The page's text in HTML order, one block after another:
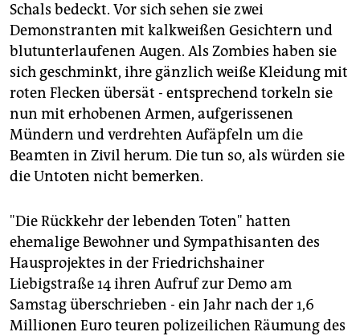
genossenschaft
epaper login
Schals bedeckt. Vor sich sehen sie zwei
Demonstranten mit kalkweißen Gesichtern und
blutunterlaufenen Augen. Als Zombies haben sie
sich geschminkt, ihre gänzlich weiße Kleidung mit
roten Flecken übersät - entsprechend torkeln sie
nun mit erhobenen Armen, aufgerissenen
Mündern und verdrehten Aufäpfeln um die
Beamten in Zivil herum. Die tun so, als würden sie
die Untoten nicht bemerken.
"Die Rückkehr der lebenden Toten" hatten
ehemalige Bewohner und Sympathisanten des
Hausprojektes in der Friedrichshainer
Liebigstraße 14 ihren Aufruf zur Demo am
Samstag überschrieben - ein Jahr nach der 1,6
Millionen Euro teuren polizeilichen Räumung des